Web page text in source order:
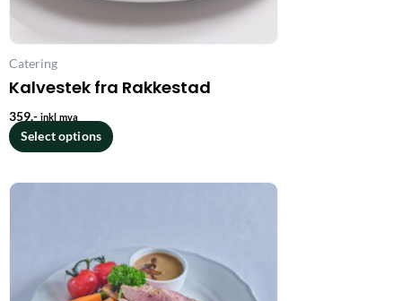
Catering
Kalvestek fra Rakkestad
359,- inkl mva
Select options